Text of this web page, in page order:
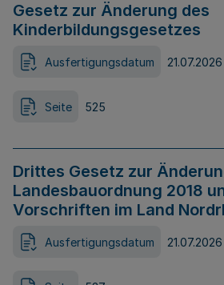
Gesetz zur Änderung des
Kinderbildungsgesetzes
Ausfertigungsdatum 21.07.2026
Seite 525
Drittes Gesetz zur
Landesbauordnung 2018
Vorschriften im Land
Ausfertigungsdatum 21.07.2026